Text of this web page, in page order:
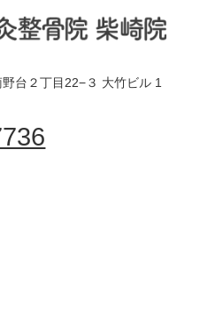
台２丁目22−３ 大竹ビル 1